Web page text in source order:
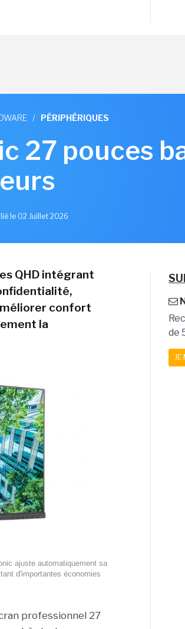
/ PÉRIPHÉRIQUES
27 pouces
le 02 Juillet 2026
QHD intégrant
confort
la
ajuste automatiquement sa
d'importantes économies
professionnel 27
de
JE